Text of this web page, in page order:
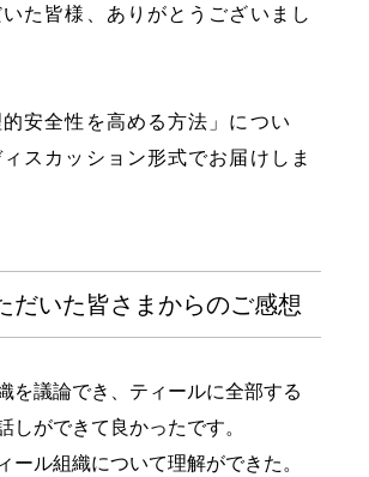
た皆様、ありがとうございまし
安全性を高める方法」につい
スカッション形式でお届けしま
だいた皆さまからのご感想
を議論でき、ティールに全部する
しができて良かったです。
ール組織について理解ができた。